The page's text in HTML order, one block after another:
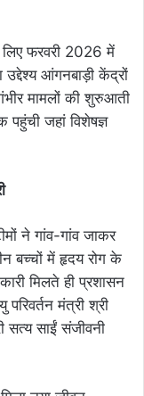
लिए फरवरी 2026 में
आंगनबाड़ी केंद्रों
मामलों की शुरुआती
जहां विशेषज्ञ
ने गांव-गांव जाकर
बच्चों में हृदय रोग के
मिलते ही प्रशासन
मंत्री श्री
सत्य साईं संजीवनी